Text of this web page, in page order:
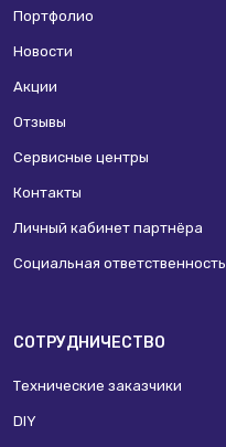
Портфолио
Новости
Акции
Отзывы
Сервисные центры
Контакты
Личный кабинет партнёра
Социальная ответственность
СОТРУДНИЧЕСТВО
Технические заказчики
DIY